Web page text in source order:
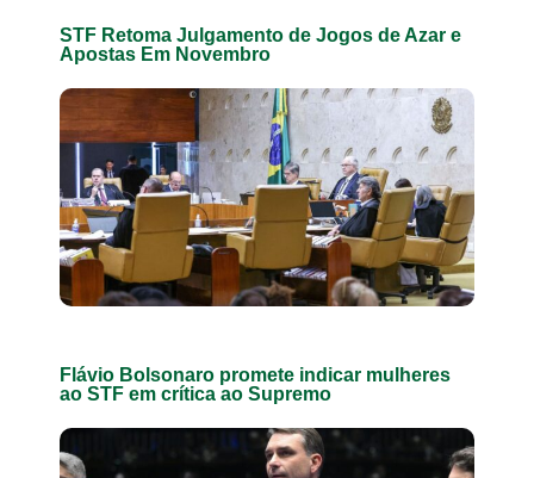
STF Retoma Julgamento de Jogos de Azar e
Apostas Em Novembro
Flávio Bolsonaro promete indicar mulheres
ao STF em crítica ao Supremo